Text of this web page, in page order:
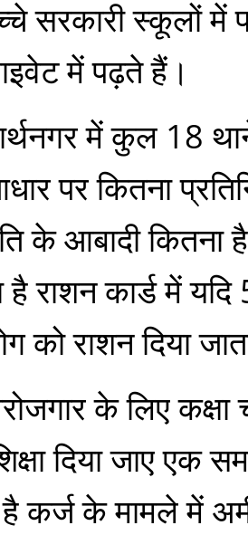
सरकारी स्कूलों में
में पढ़ते हैं।
में कुल 18
पर कितना
के आबादी कितना
राशन कार्ड में यदि
को राशन दिया
के लिए कक्षा
दिया जाए एक
है कर्ज के मामले में